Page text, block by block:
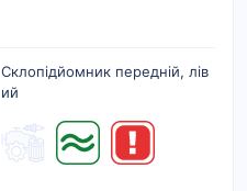
Склопiдйомник переднiй, лiв
ий